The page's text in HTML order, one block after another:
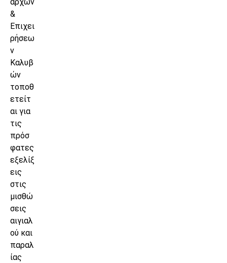
&
Επιχει
ρήσεω
ν
Καλυβ
ών
τοποθ
ετείτ
αι για
τις
πρόσ
φατες
εξελίξ
εις
στις
μισθώ
σεις
αιγιαλ
ού και
παραλ
ίας